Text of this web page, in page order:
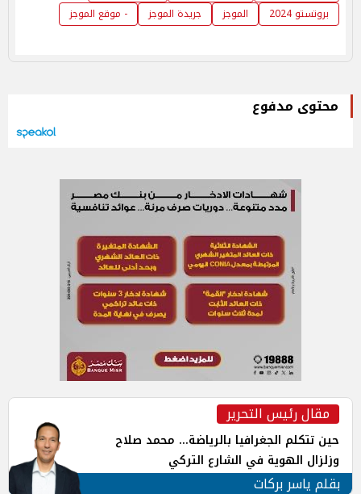
بروتستو 2024
الموجز جريدة الموجز - موقع الموجز
محتوى مدفوع
مقال رئيس التحرير
حين تتكلم الجغرافيا بالرياضة... محمد صلاح
وزلزال الهوية في الشارع التركي
بقلم ياسر بركات